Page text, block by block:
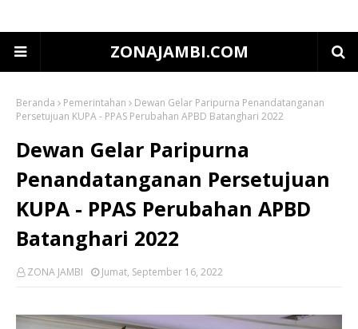
ZONAJAMBI.COM
Beranda Pemerintahan
Dewan Gelar Paripurna Penandatanganan
Persetujuan KUPA - PPAS Perubahan APBD Batanghari 2022
Dewan Gelar Paripurna
Penandatanganan Persetujuan
KUPA - PPAS Perubahan APBD
Batanghari 2022
ZONA JAMBI Jumat, September 16, 2022